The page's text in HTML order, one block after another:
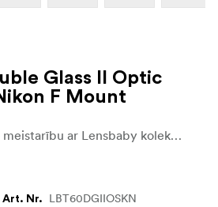
Glass II Optic
F Mount
Izpaudiet savu radošo meistarību ar Lensbaby kolekciju Ultimate Lensbaby - Twist 60 un Double Glass II optikas maiņas komplekts.
Art. Nr. LBT60DGIIOSKN